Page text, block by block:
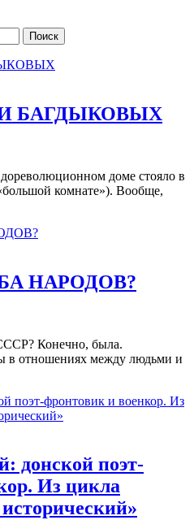
БАГДЫКОВЫХ
доме стояло в
комнате»). Вообще,
НАРОДОВ?
Конечно, была.
в отношениях между людьми и
донской поэт-
Из цикла